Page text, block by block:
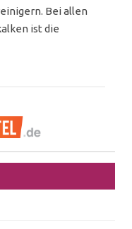
Bei allen
ist die